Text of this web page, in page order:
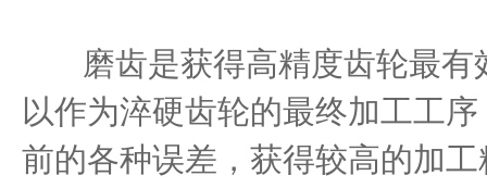
磨齿是获得高精度齿轮最有
以作为淬硬齿轮的最终加工工
前的各种误差，获得较高的加